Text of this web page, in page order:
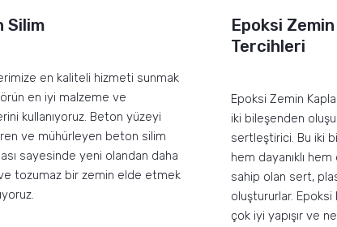
Silim
en kaliteli hizmeti sunmak
en iyi malzeme ve
kullanıyoruz. Beton yüzeyi
ve mühürleyen beton silim
sayesinde yeni olandan daha
tozumaz bir zemin elde etmek
Epoksi
Tercihleri
Epoksi Zemin
iki bileşenden
sertleştirici. Bu iki
hem dayanıklı
sahip olan sert,
oluştururlar.
çok iyi yapışır ve